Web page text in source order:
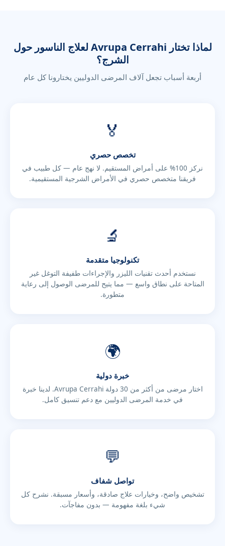
لماذا تختار Avrupa Cerrahi لعلاج الناسور حول
الشرج؟
أربعة أسباب تجعل آلاف المرضى الدوليين يختارونا كل عام
🏅
تخصص حصري
نركز 100% على أمراض المستقيم. لا نهج عام — كل طبيب في
فريقنا متخصص حصري في الأمراض الشرجية المستقيمية.
🔬
تكنولوجيا متقدمة
نستخدم أحدث تقنيات الليزر والإجراءات طفيفة التوغل غير
المتاحة على نطاق واسع — مما يتيح للمرضى الوصول إلى رعاية
متطورة.
🌍
خبرة دولية
اختار مرضى من أكثر من 30 دولة Avrupa Cerrahi. لدينا خبرة
في خدمة المرضى الدوليين مع دعم تنسيق كامل.
💬
تواصل شفاف
تشخيص واضح، وخيارات علاج صادقة، وأسعار مسبقة. نشرح كل
شيء بلغة مفهومة — بدون مفاجآت.